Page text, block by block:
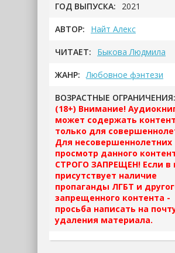
ГОД ВЫПУСКА: 2021
АВТОР: Найт Алекс
ЧИТАЕТ: Быкова Людмила
ЖАНР: Любовное фэнтези
ВОЗРАСТНЫЕ ОГРАНИЧЕНИЯ:
(18+) Внимание!
может содержать контент
только для
Для несовершеннолетних
просмотр данного
СТРОГО ЗАПРЕЩЕН! Если в
присутствует наличие
пропаганды ЛГБТ и
запрещенного контента -
просьба написать на
удаления материала.